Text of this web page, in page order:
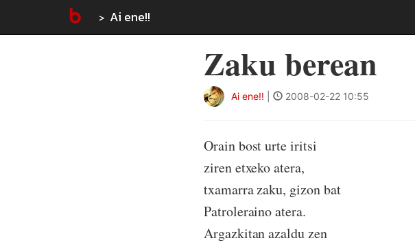
Ai ene!!
Zaku berean
Ai ene!! 2008-02-22 10:55
Orain bost urte iritsi
ziren etxeko atera,
txamarra zaku, gizon bat
Patroleraino atera.
Argazkitan azaldu zen